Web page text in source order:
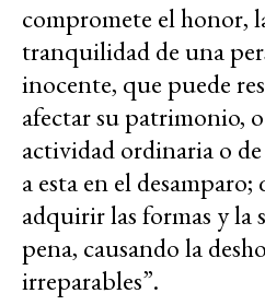
compromete el honor,
tranquilidad de una
inocente, que puede
afectar su patrimonio,
actividad ordinaria o
a esta en el
adquirir las formas y la
pena, causando la
irreparables”.